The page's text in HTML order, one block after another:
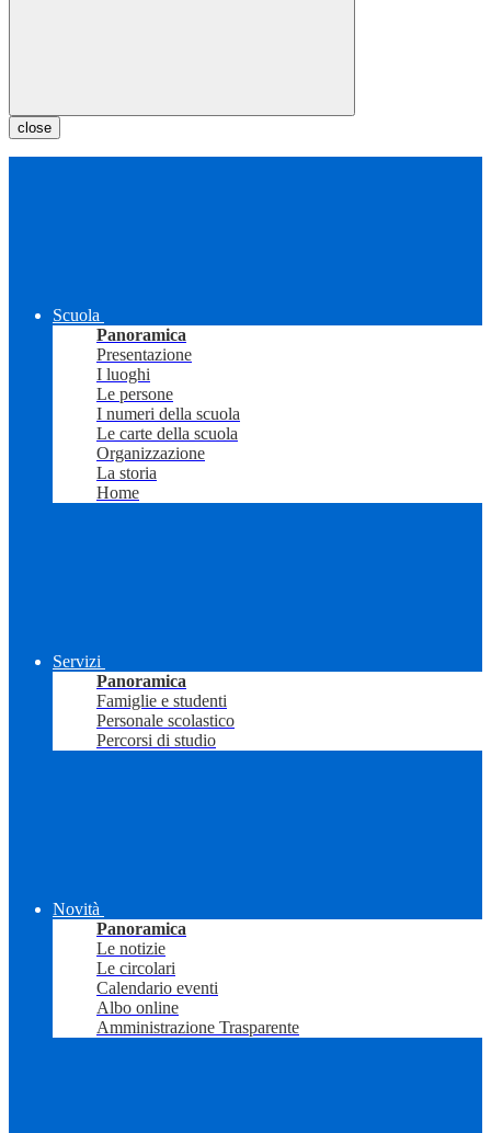
close
Scuola
Panoramica
Presentazione
I luoghi
Le persone
I numeri della scuola
Le carte della scuola
Organizzazione
La storia
Home
Servizi
Panoramica
Famiglie e studenti
Personale scolastico
Percorsi di studio
Novità
Panoramica
Le notizie
Le circolari
Calendario eventi
Albo online
Amministrazione Trasparente